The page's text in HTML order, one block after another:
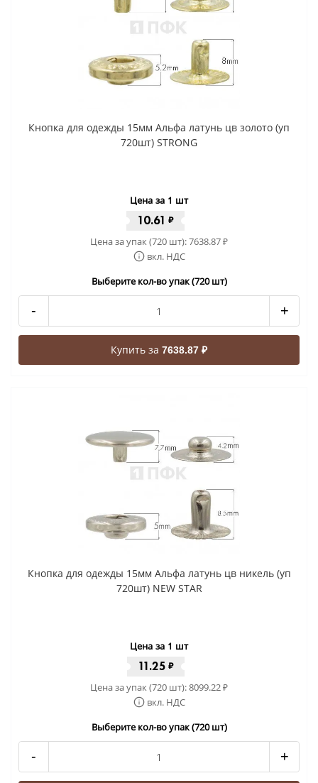
Кнопка для одежды 15мм Альфа латунь цв золото (уп
720шт) STRONG
Цена за 1 шт
10.61 ₽
Цена за упак (720 шт):7638.87₽
вкл. НДС
Выберите кол-во упак (720 шт)
- +
Купить за 7638.87 ₽
Кнопка для одежды 15мм Альфа латунь цв никель (уп
720шт) NEW STAR
Цена за 1 шт
11.25 ₽
Цена за упак (720 шт):8099.22₽
вкл. НДС
Выберите кол-во упак (720 шт)
- +